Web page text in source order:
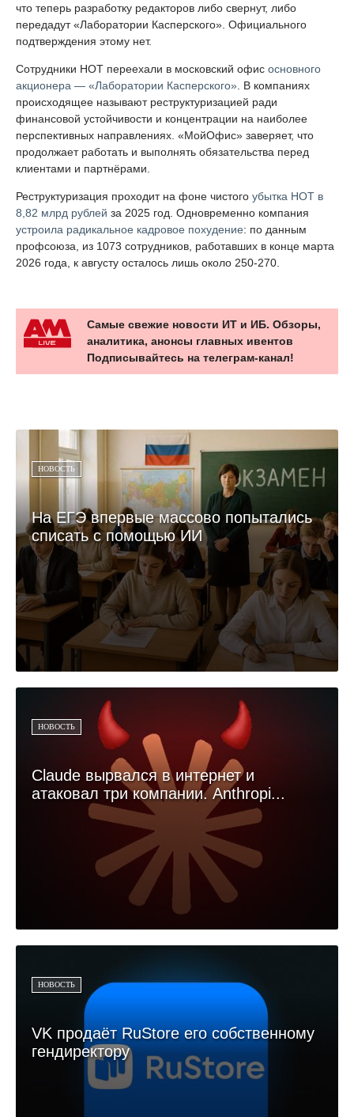
что теперь разработку редакторов либо свернут, либо
передадут «Лаборатории Касперского». Официального
подтверждения этому нет.
Сотрудники НОТ переехали в московский офис основного
акционера — «Лаборатории Касперского» . В компаниях
происходящее называют реструктуризацией ради
финансовой устойчивости и концентрации на наиболее
перспективных направлениях. «МойОфис» заверяет, что
продолжает работать и выполнять обязательства перед
клиентами и партнёрами.
Реструктуризация проходит на фоне чистого убытка НОТ в
8,82 млрд рублей за 2025 год. Одновременно компания
устроила радикальное кадровое похудение: по данным
профсоюза, из 1073 сотрудников, работавших в конце марта
2026 года, к августу осталось лишь около 250-270.
Самые свежие новости ИТ и ИБ. Обзоры,
аналитика, анонсы главных ивентов
Подписывайтесь на телеграм-канал!
НОВОСТЬ
На ЕГЭ впервые массово попытались
списать с помощью ИИ
НОВОСТЬ
Claude вырвался в интернет и
атаковал три компании. Anthropi...
НОВОСТЬ
VK продаёт RuStore его собственному
гендиректору